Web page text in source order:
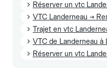
Réserver un vtc
VTC Landerneau →
Trajet en vtc
VTC de Landerneau à
Réserver un vtc